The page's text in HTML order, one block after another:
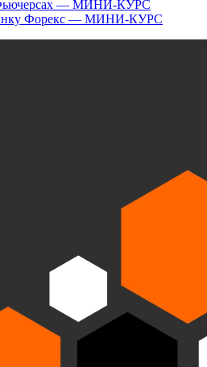
Фьючерсах — МИНИ-КУРС
Форекс — МИНИ-КУРС